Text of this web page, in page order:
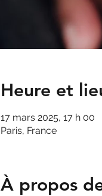
Heure et
17 mars 2025, 17 h 00
Paris, France
À propos